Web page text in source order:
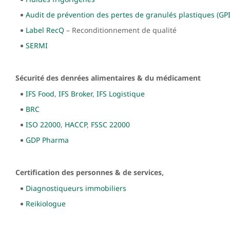
Audit de prévention des pertes de granulés plastiques
Label RecQ – Reconditionnement de qualité
SERMI
Sécurité des denrées alimentaires & du médicament
IFS Food, IFS Broker, IFS Logistique
BRC
ISO 22000, HACCP, FSSC 22000
GDP Pharma
Certification des personnes & de services,
Diagnostiqueurs immobiliers
Reikiologue